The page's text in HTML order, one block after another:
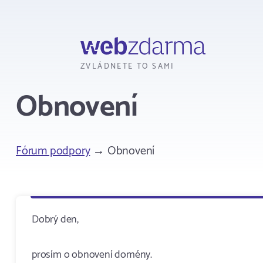
ZVLÁDNETE TO SAMI
Obnovení
Fórum podpory→ Obnovení
Dobrý den,
prosím o obnovení domény.